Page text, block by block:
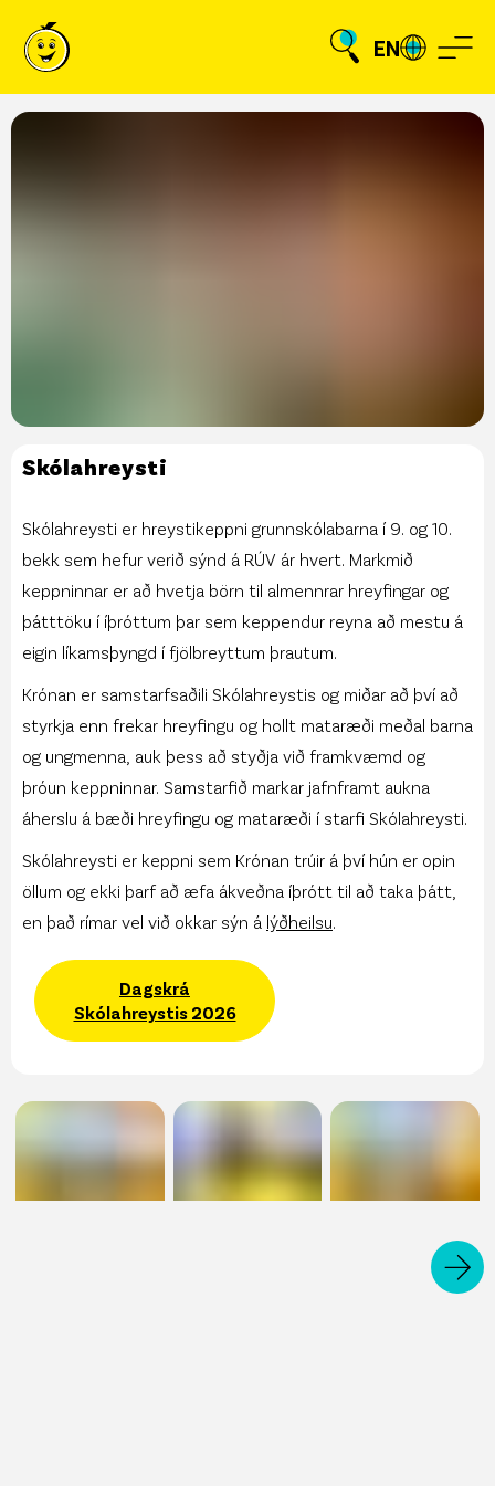
EN
Skólahreysti
Skólahreysti er hreystikeppni grunnskólabarna í 9. og 10.
bekk sem hefur verið sýnd á RÚV ár hvert. Markmið
keppninnar er að hvetja börn til almennrar hreyfingar og
þátttöku í íþróttum þar sem keppendur reyna að mestu á
eigin líkamsþyngd í fjölbreyttum þrautum.
Krónan er samstarfsaðili Skólahreystis og miðar að því að
styrkja enn frekar hreyfingu og hollt mataræði meðal barna
og ungmenna, auk þess að styðja við framkvæmd og
þróun keppninnar. Samstarfið markar jafnframt aukna
áherslu á bæði hreyfingu og mataræði í starfi Skólahreysti.
Skólahreysti er keppni sem Krónan trúir á því hún er opin
öllum og ekki þarf að æfa ákveðna íþrótt til að taka þátt,
en það rímar vel við okkar sýn á lýðheilsu.
Dagskrá
Skólahreystis 2026